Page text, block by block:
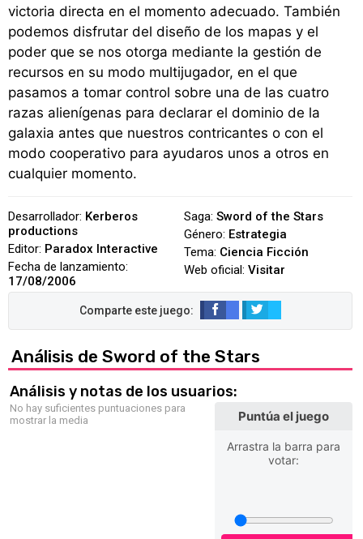
victoria directa en el momento adecuado. También
podemos disfrutar del diseño de los mapas y el
poder que se nos otorga mediante la gestión de
recursos en su modo multijugador, en el que
pasamos a tomar control sobre una de las cuatro
razas alienígenas para declarar el dominio de la
galaxia antes que nuestros contricantes o con el
modo cooperativo para ayudaros unos a otros en
cualquier momento.
Desarrollador: Kerberos
productions
Editor: Paradox Interactive
Fecha de lanzamiento:
17/08/2006
Saga: Sword of the Stars
Género: Estrategia
Tema: Ciencia Ficción
Web oficial: Visitar
Análisis de Sword of the Stars
Análisis y notas de los usuarios:
No hay suficientes puntuaciones para
mostrar la media
Puntúa el juego
Arrastra la barra para
votar: